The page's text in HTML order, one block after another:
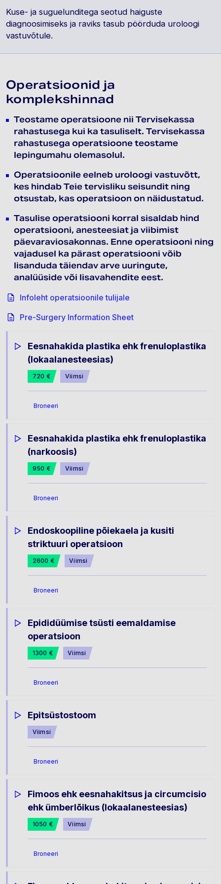
Kuse- ja suguelunditega seotud haiguste
diagnoosimiseks ja raviks tasub pöörduda uroloogi
vastuvõtule.
Operatsioonid ja
komplekshinnad
Teostame operatsioone nii Tervisekassa
rahastusega kui ka tasuliselt. Tervisekassa
rahastusega operatsioone teostame
lepingumahu olemasolul.
Operatsioonile eelneb uroloogi vastuvõtt,
kes hindab Teie tervisliku seisundit ning
otsustab, kas operatsioon on näidustatud.
Tasulise operatsiooni korral sisaldab hind
operatsiooni, anesteesiat ja viibimist
päevaraviosakonnas. Enne operatsiooni ning
vajadusel ka pärast operatsiooni võib
lisanduda täiendav arve uuringute,
analüüside või lisavahendite eest.
Infoleht operatsioonile tulijale
Pre-Surgery Information Sheet
Eesnahakida plastika ehk frenuloplastika
(lokaalanesteesias)
720 € Viimsi
Broneeri
Eesnahakida plastika ehk frenuloplastika
(narkoosis)
950 € Viimsi
Broneeri
Endoskoopiline põiekaela ja kusiti
striktuuri operatsioon
2600 € Viimsi
Broneeri
Epididüümise tsüsti eemaldamise
operatsioon
1300 € Viimsi
Broneeri
Epitsüstostoom
Viimsi
Broneeri
Fimoos ehk eesnahakitsus ja circumcisio
ehk ümberlõikus (lokaalanesteesias)
1050 € Viimsi
Broneeri